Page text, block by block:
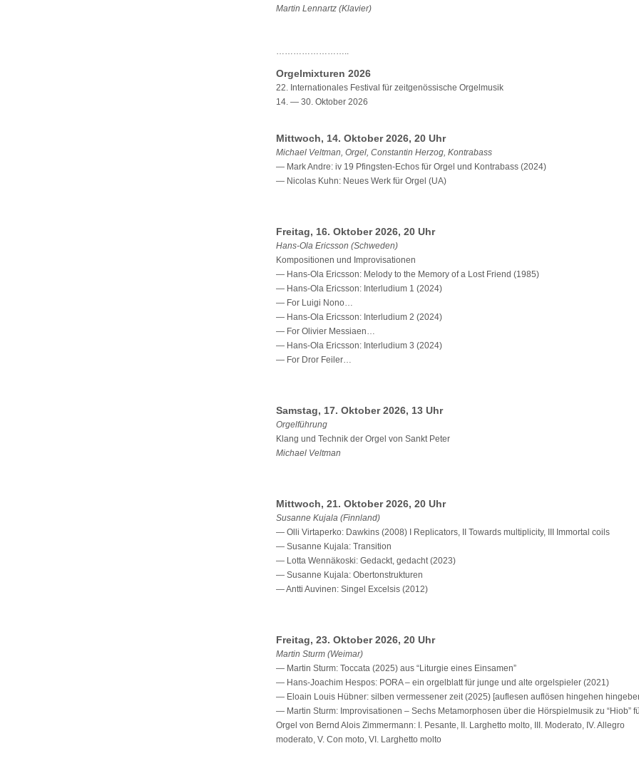
Martin Lennartz (Klavier)
……………………..
Orgelmixturen 2026
22. Internationales Festival für zeitgenössische Orgelmusik
14. — 30. Oktober 2026
Mittwoch, 14. Oktober 2026, 20 Uhr
Michael Veltman, Orgel, Constantin Herzog, Kontrabass
— Mark Andre: iv 19 Pfingsten-Echos für Orgel und Kontrabass (2024)
— Nicolas Kuhn: Neues Werk für Orgel (UA)
Freitag, 16. Oktober 2026, 20 Uhr
Hans-Ola Ericsson (Schweden)
Kompositionen und Improvisationen
— Hans-Ola Ericsson: Melody to the Memory of a Lost Friend (1985)
— Hans-Ola Ericsson: Interludium 1 (2024)
— For Luigi Nono…
— Hans-Ola Ericsson: Interludium 2 (2024)
— For Olivier Messiaen…
— Hans-Ola Ericsson: Interludium 3 (2024)
— For Dror Feiler…
Samstag, 17. Oktober 2026, 13 Uhr
Orgelführung
Klang und Technik der Orgel von Sankt Peter
Michael Veltman
Mittwoch, 21. Oktober 2026, 20 Uhr
Susanne Kujala (Finnland)
— Olli Virtaperko: Dawkins (2008) I Replicators, II Towards multiplicity, III Immortal coils
— Susanne Kujala: Transition
— Lotta Wennäkoski: Gedackt, gedacht (2023)
— Susanne Kujala: Obertonstrukturen
— Antti Auvinen: Singel Excelsis (2012)
Freitag, 23. Oktober 2026, 20 Uhr
Martin Sturm (Weimar)
— Martin Sturm: Toccata (2025) aus “Liturgie eines Einsamen”
— Hans-Joachim Hespos: PORA – ein orgelblatt für junge und alte orgelspieler (2021)
— Eloain Louis Hübner: silben vermessener zeit (2025) [auflesen auflösen hingehen
— Martin Sturm: Improvisationen – Sechs Metamorphosen über die Hörspielmusik zu “Hiob”
Orgel von Bernd Alois Zimmermann: I. Pesante, II. Larghetto molto, III. Moderato, IV. Allegro
moderato, V. Con moto, VI. Larghetto molto